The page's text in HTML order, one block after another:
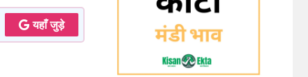
यहाँ जुड़े